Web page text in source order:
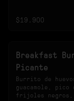
$19.900
Breakfast
Picante
Burrito de
guacamole, pico
frijoles negros,